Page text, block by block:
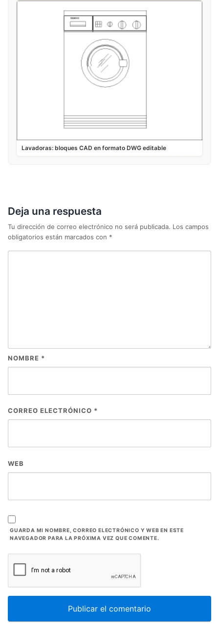
Lavadoras: bloques CAD en formato DWG editable
Deja una respuesta
Tu dirección de correo electrónico no será publicada. Los campos
obligatorios están marcados con *
NOMBRE *
CORREO ELECTRÓNICO *
WEB
GUARDA MI NOMBRE, CORREO ELECTRÓNICO Y WEB EN ESTE
NAVEGADOR PARA LA PRÓXIMA VEZ QUE COMENTE.